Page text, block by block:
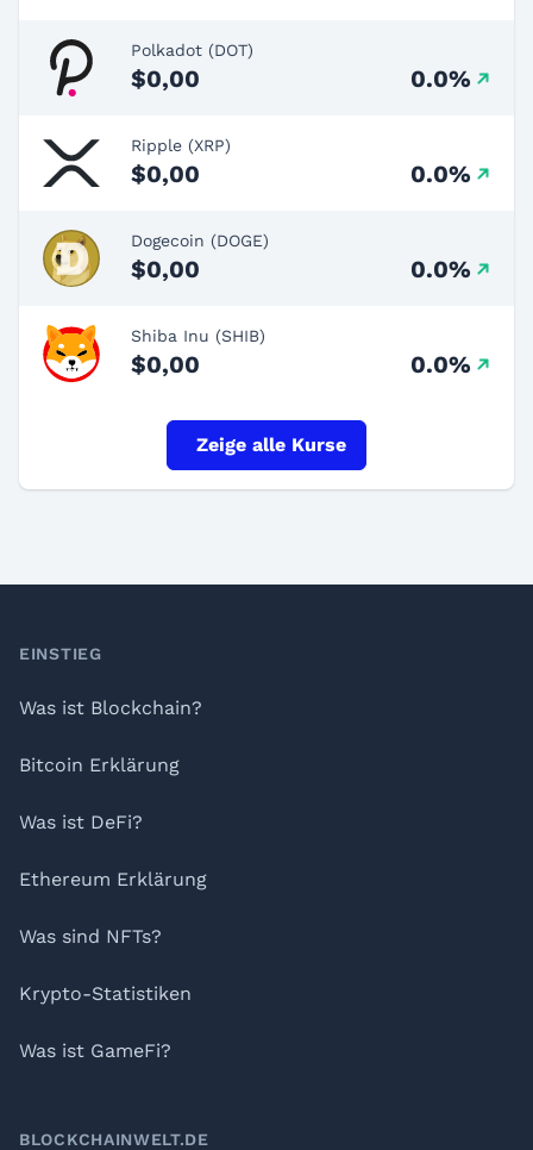
Polkadot (DOT)
$0,00 0.0%
Ripple (XRP)
$0,00 0.0%
Dogecoin (DOGE)
$0,00 0.0%
Shiba Inu (SHIB)
$0,00 0.0%
Zeige alle Kurse
Footer
EINSTIEG
Was ist Blockchain?
Bitcoin Erklärung
Was ist DeFi?
Ethereum Erklärung
Was sind NFTs?
Krypto-Statistiken
Was ist GameFi?
BLOCKCHAINWELT.DE